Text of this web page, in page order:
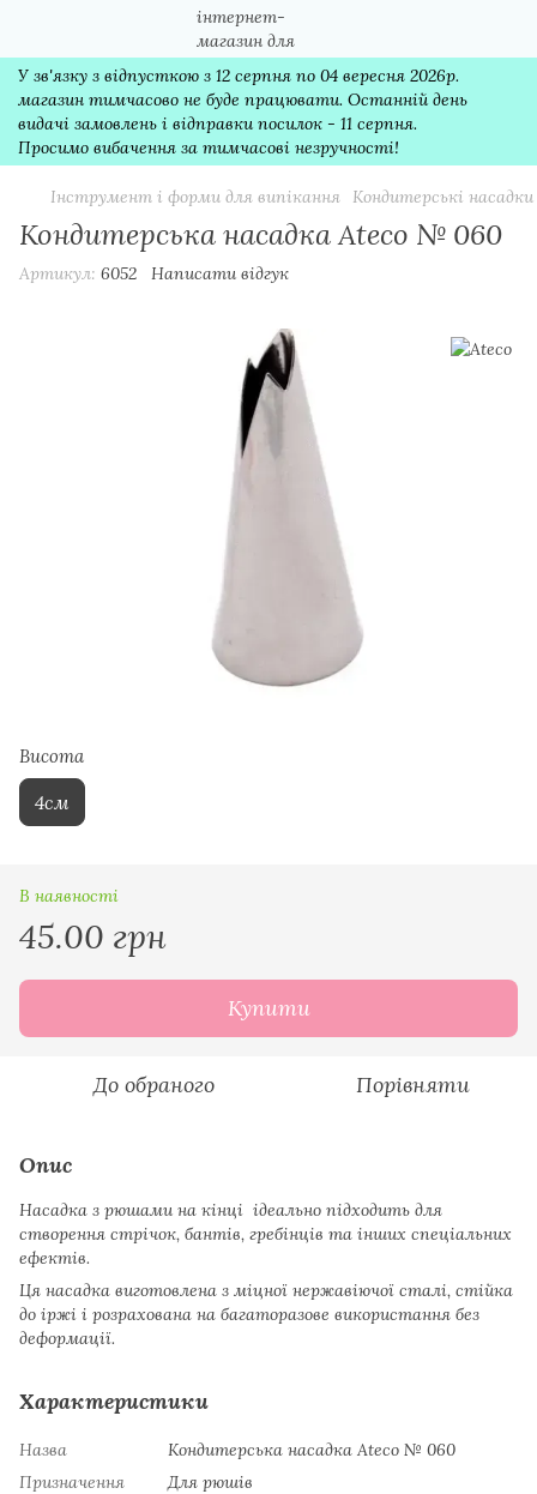
У зв'язку з відпусткою з 12 серпня по 04 вересня 2026р.
магазин тимчасово не буде працювати. Останній день
видачі замовлень і відправки посилок - 11 серпня.
Просимо вибачення за тимчасові незручності!
Інструмент і форми для випікання Кондитерські насадки
Кондитерська насадка Ateco № 060
Артикул: 6052 Написати відгук
Висота
4см
В наявності
45.00 грн
Купити
До обраного Порівняти
Опис
Насадка з рюшами на кінці ідеально підходить для
створення стрічок, бантів, гребінців та інших спеціальних
ефектів.
Ця насадка виготовлена ​​з міцної нержавіючої сталі, стійка
до іржі і розрахована на багаторазове використання без
деформації.
Характеристики
Назва
Кондитерська насадка Ateco № 060
Призначення
Для рюшів